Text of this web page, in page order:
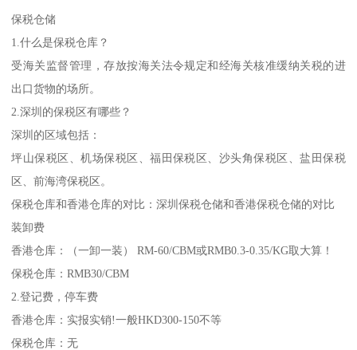
保税仓储
1.什么是保税仓库？
受海关监督管理，存放按海关法令规定和经海关核准缓纳关税的进
出口货物的场所。
2.深圳的保税区有哪些？
深圳的区域包括：
坪山保税区、机场保税区、福田保税区、沙头角保税区、盐田保税
区、前海湾保税区。
保税仓库和香港仓库的对比：深圳保税仓储和香港保税仓储的对比
装卸费
香港仓库：（一卸一装） RM-60/CBM或RMB0.3-0.35/KG取大算！
保税仓库：RMB30/CBM
2.登记费，停车费
香港仓库：实报实销!一般HKD300-150不等
保税仓库：无